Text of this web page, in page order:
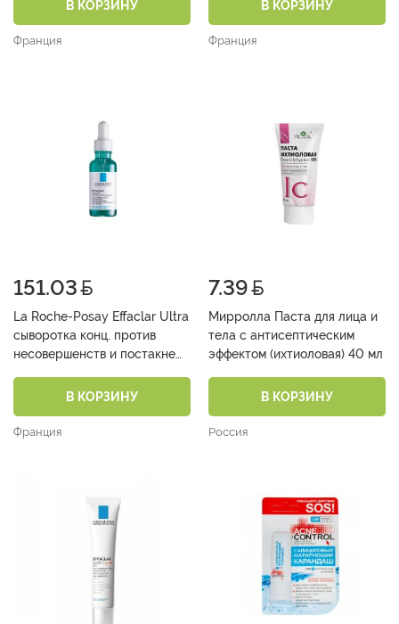
В КОРЗИНУ
Франция
В КОРЗИНУ
Франция
151.03
La Roche-Posay Effaclar Ultra
сыворотка конц. против
несовершенств и постакне
В КОРЗИНУ
Франция
7.39
Мирролла Паста для лица и
тела с антисептическим
эффектом (ихтиоловая) 40 мл
В КОРЗИНУ
Россия